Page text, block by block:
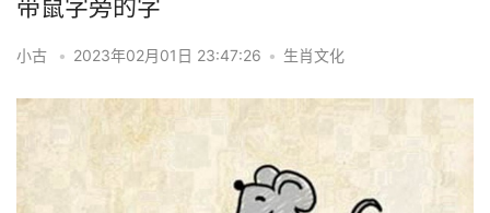
带鼠字旁的字​
小古 • 2023年02月01日 23:47:26 • 生肖文化